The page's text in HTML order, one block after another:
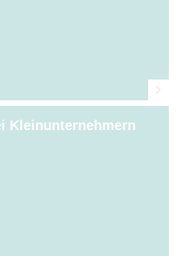
Kleinunternehmern